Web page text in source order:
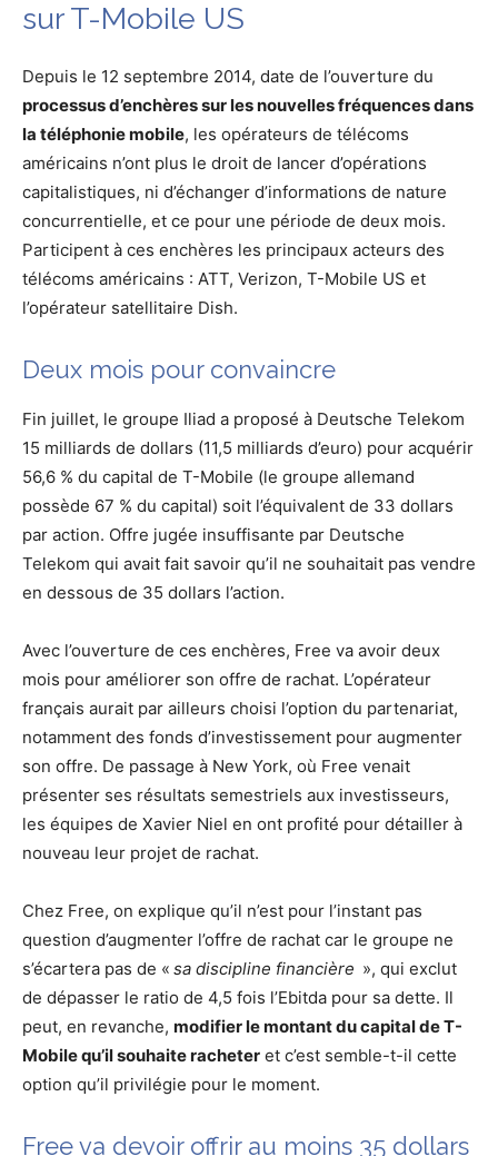
sur T-Mobile US
Depuis le 12 septembre 2014, date de l’ouverture du
processus d’enchères sur les nouvelles fréquences dans
la téléphonie mobile, les opérateurs de télécoms
américains n’ont plus le droit de lancer d’opérations
capitalistiques, ni d’échanger d’informations de nature
concurrentielle, et ce pour une période de deux mois.
Participent à ces enchères les principaux acteurs des
télécoms américains : ATT, Verizon, T-Mobile US et
l’opérateur satellitaire Dish.
Deux mois pour convaincre
Fin juillet, le groupe Iliad a proposé à Deutsche Telekom
15 milliards de dollars (11,5 milliards d’euro) pour acquérir
56,6 % du capital de T-Mobile (le groupe allemand
possède 67 % du capital) soit l’équivalent de 33 dollars
par action. Offre jugée insuffisante par Deutsche
Telekom qui avait fait savoir qu’il ne souhaitait pas vendre
en dessous de 35 dollars l’action.
Avec l’ouverture de ces enchères, Free va avoir deux
mois pour améliorer son offre de rachat. L’opérateur
français aurait par ailleurs choisi l’option du partenariat,
notamment des fonds d’investissement pour augmenter
son offre. De passage à New York, où Free venait
présenter ses résultats semestriels aux investisseurs,
les équipes de Xavier Niel en ont profité pour détailler à
nouveau leur projet de rachat.
Chez Free, on explique qu’il n’est pour l’instant pas
question d’augmenter l’offre de rachat car le groupe ne
s’écartera pas de « sa discipline financière », qui exclut
de dépasser le ratio de 4,5 fois l’Ebitda pour sa dette. Il
peut, en revanche, modifier le montant du capital de T-
Mobile qu’il souhaite racheter et c’est semble-t-il cette
option qu’il privilégie pour le moment.
Free va devoir offrir au moins 35 dollars